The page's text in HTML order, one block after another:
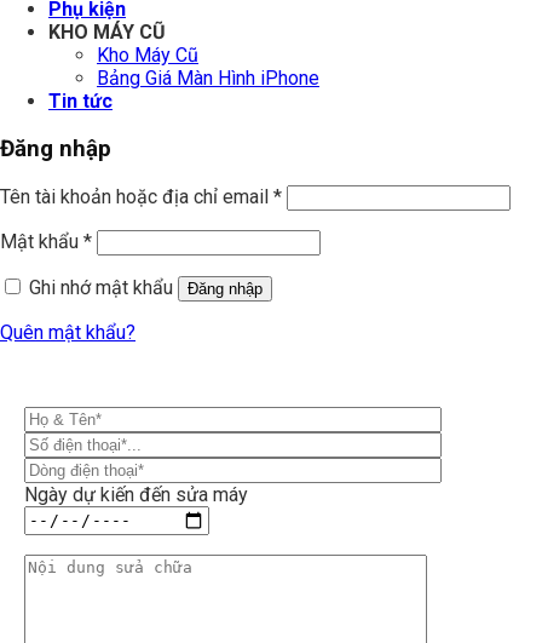
Phụ kiện
KHO MÁY CŨ
Kho Máy Cũ
Bảng Giá Màn Hình iPhone
Tin tức
Đăng nhập
Tên tài khoản hoặc địa chỉ email *
Mật khẩu *
Ghi nhớ mật khẩu
Đăng nhập
Quên mật khẩu?
Ngày dự kiến đến sửa máy